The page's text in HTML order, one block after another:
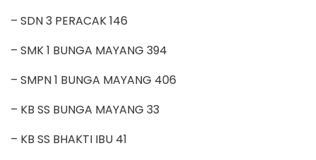
– SDN 3 PERACAK 146
– SMK 1 BUNGA MAYANG 394
– SMPN 1 BUNGA MAYANG 406
– KB SS BUNGA MAYANG 33
– KB SS BHAKTI IBU 41